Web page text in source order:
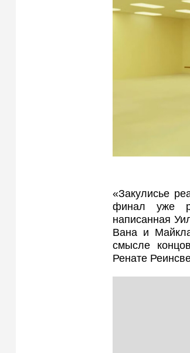
«Закулисье
финал уже
написанная
Вана и
смысле
Ренате